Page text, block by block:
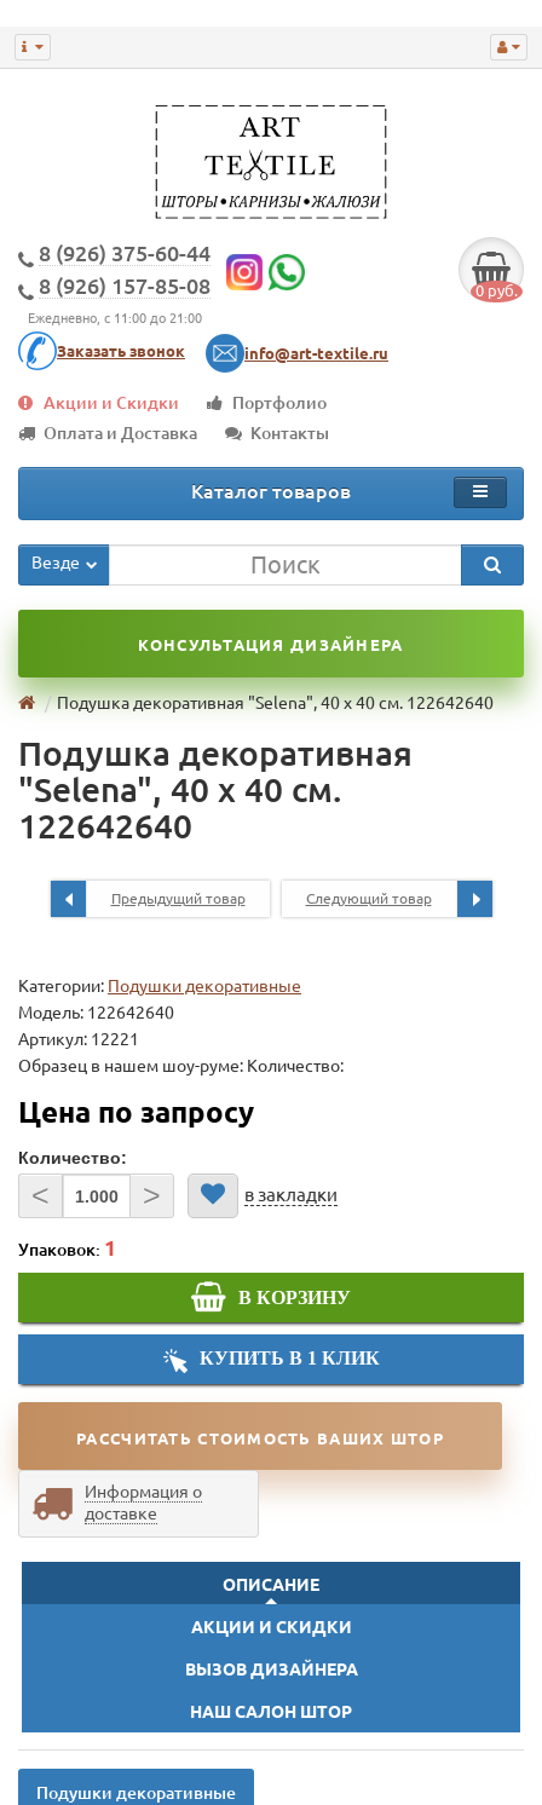
8 (926) 375-60-44
8 (926) 157-85-08
Ежедневно, с 11:00 до 21:00
Заказать звонок info@art-textile.ru
0 руб.
Акции и Скидки
Портфолио
Оплата и Доставка
Контакты
Каталог товаров
Везде
КОНСУЛЬТАЦИЯ ДИЗАЙНЕРА
Подушка декоративная "Selena", 40 х 40 см. 122642640
Подушка декоративная
"Selena", 40 х 40 см.
122642640
Предыдущий товар Следующий товар
Категории: Подушки декоративные
Модель: 122642640
Артикул: 12221
Образец в нашем шоу-руме: Количество:
Цена по запросу
Количество:
< > в закладки
Упаковок:
В КОРЗИНУ
КУПИТЬ В 1 КЛИК
РАССЧИТАТЬ СТОИМОСТЬ ВАШИХ ШТОР
Информация о
доставке
ОПИСАНИЕ
АКЦИИ И СКИДКИ
ВЫЗОВ ДИЗАЙНЕРА
НАШ САЛОН ШТОР
Подушки декоративные